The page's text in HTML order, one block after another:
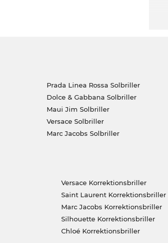
Prada Linea Rossa Solbriller
Dolce & Gabbana Solbriller
Maui Jim Solbriller
Versace Solbriller
Marc Jacobs Solbriller
Versace Korrektionsbriller
Saint Laurent Korrektionsbriller
Marc Jacobs Korrektionsbriller
Silhouette Korrektionsbriller
Chloé Korrektionsbriller